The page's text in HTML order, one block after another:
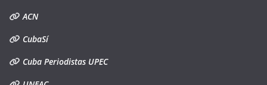
ACN
CubaSí
Cuba Periodistas UPEC